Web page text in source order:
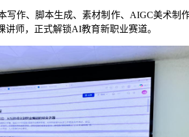
写作、 脚本生成、素材制作、 AIGC美术制
讲师，正式解锁AI教育新职业赛道。